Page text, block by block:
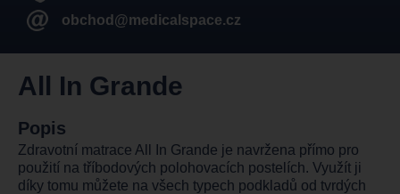
obchod@medicalspace.cz
All In Grande
Popis
Zdravotní matrace All In Grande je navržena přímo pro
použití na tříbodových polohovacích postelích. Využít ji
díky tomu můžete na všech typech podkladů od tvrdých